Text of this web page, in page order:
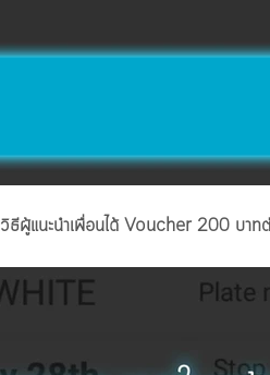
วิธีผู้แนะนำเพื่อนได้ Voucher 200 บา